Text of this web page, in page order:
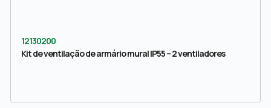
12130200
Kit de ventilação de armário mural IP55 – 2 ventiladores